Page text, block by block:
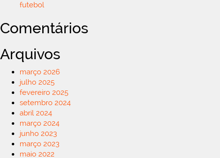
futebol
Comentários
Arquivos
março 2026
julho 2025
fevereiro 2025
setembro 2024
abril 2024
março 2024
junho 2023
março 2023
maio 2022